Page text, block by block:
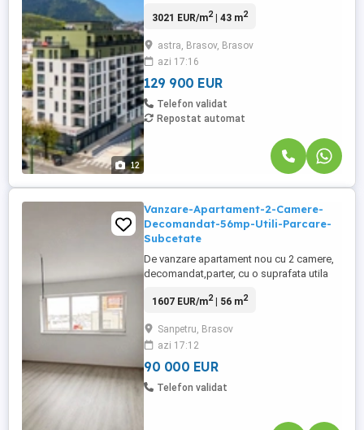
12
Etaj 2, An 2025 | Brasov Noble Residence,
mdash; la cateva sute de metri de
ansamblul Urban Plaza si de noua zona
premium care se dezvolta pe strada
3021 EUR/m2| 43 m2
astra, Brasov, Brasov
azi 17:16
129 900 EUR
Telefon validat
Repostat automat
Vanzare-Apartament-2-Camere-
Decomandat-56mp-Utili-Parcare-
Subcetate
De vanzare apartament nou cu 2 camere,
decomandat,parter, cu o suprafata utila
Sanpetru, Brasov, intr-un cartier modern si
este compus din hol de acces, living
spatios, dormitor, bucatarie si baie.
Apartamentul nu detine balcon. Locuinta ...
1607 EUR/m2| 56 m2
Sanpetru, Brasov
azi 17:12
90 000 EUR
Telefon validat